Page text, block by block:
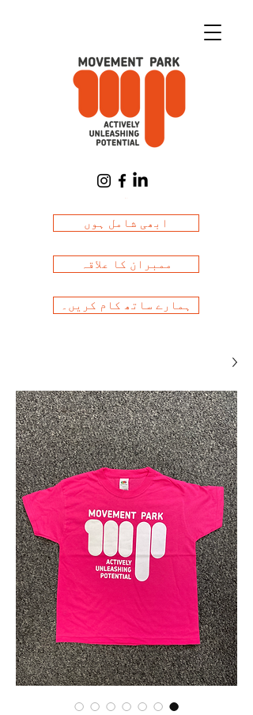
ابھی شامل ہوں
ممبران کا علاقہ
ہمارے ساتھ کام کریں۔